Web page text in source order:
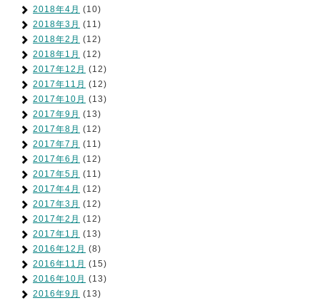
2018年4月 (10)
2018年3月 (11)
2018年2月 (12)
2018年1月 (12)
2017年12月 (12)
2017年11月 (12)
2017年10月 (13)
2017年9月 (13)
2017年8月 (12)
2017年7月 (11)
2017年6月 (12)
2017年5月 (11)
2017年4月 (12)
2017年3月 (12)
2017年2月 (12)
2017年1月 (13)
2016年12月 (8)
2016年11月 (15)
2016年10月 (13)
2016年9月 (13)